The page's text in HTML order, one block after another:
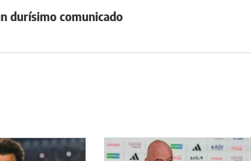
durísimo comunicado